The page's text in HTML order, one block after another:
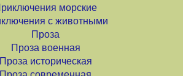
морские
с животными
Проза
Проза военная
Проза историческая